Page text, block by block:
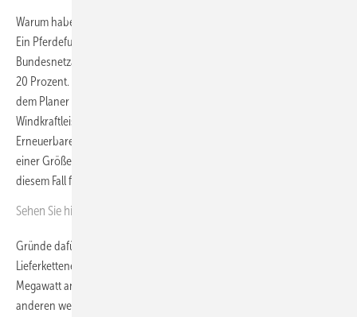
Warum haben sich nun also nur zwei Bieter an der Auktion beteiligt?
Ein Pferdefuß ist laut BWO-Mann Thimm die Vorgabe der
Bundesnetzagentur einer Überbauung in einer Größenordnung von
20 Prozent. Das heißt, ein Gigawatt Netzanschlusskapazität werden
dem Planer zur Verfügung gestellt, während dieser 1,2 Gigawatt an
Windkraftleistung aufbauen muss. Die vom Bundesverband
Erneuerbare Energie thematisierte und eingeforderte Überbauung in
einer Größenordnung von weit mehr als 20 Prozent wirkt sich in
diesem Fall für den Investor negativ aus.
Sehen Sie hier internationale
Gründe dafür sind vielfältig: Zum einen muss der Investor
Lieferkettenengpässe und hohe Kosten für Kauf und Logistik von 200
Megawatt an zusätzlichen Windturbinen in Kauf nehmen. Zum
anderen werden Offshore die höchsten Volllaststunden erzielt, das